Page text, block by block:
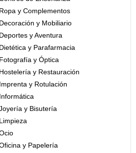
y Complementos
y Mobiliario
y Aventura
y Parafarmacia
y Óptica
y Restauración
y Rotulación
y Bisutería
y Papelería